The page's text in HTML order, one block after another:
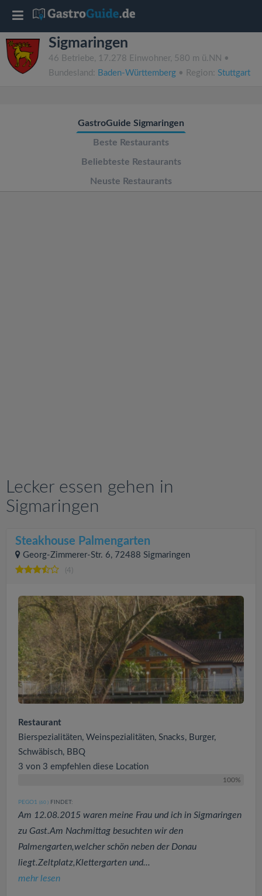
Sigmaringen
46 Betriebe, 17.278 Einwohner, 580 m ü.NN •
Bundesland: Baden-Württemberg • Region: Stuttgart
GastroGuide Sigmaringen
Beste Restaurants
Beliebteste Restaurants
Neuste Restaurants
Lecker essen gehen in
Sigmaringen
Steakhouse Palmengarten
Georg-Zimmerer-Str. 6, 72488 Sigmaringen
(4)
Restaurant
Bierspezialitäten, Weinspezialitäten, Snacks, Burger,
Schwäbisch, BBQ
3 von 3 empfehlen diese Location
100%
PEGO1 (60 ) FINDET:
Am 12.08.2015 waren meine Frau und ich in Sigmaringen
zu Gast.Am Nachmittag besuchten wir den
Palmengarten,welcher schön neben der Donau
liegt.Zeltplatz,Klettergarten und...
mehr lesen
T
o
g